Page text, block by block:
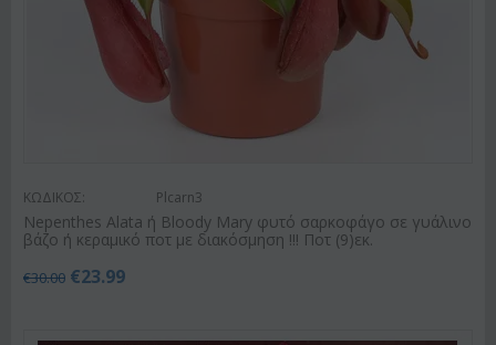
ΚΩΔΙΚΟΣ: Plcarn3
Nepenthes Alata ή Bloody Mary φυτό σαρκοφάγο σε γυάλινο
βάζο ή κεραμικό ποτ με διακόσμηση !!! Ποτ (9)εκ.
€30.00 €23.99